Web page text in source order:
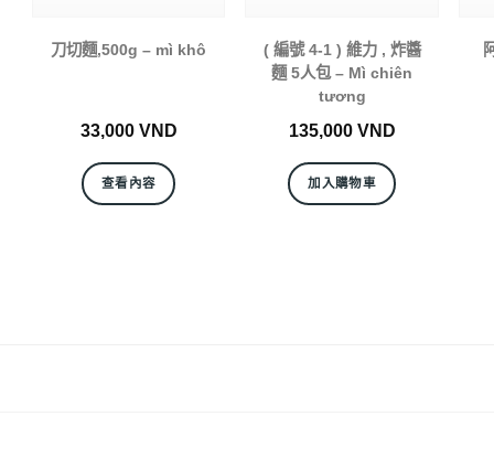
刀切麵,500g – mì khô
33,000 VND
查看內容
( 編號 4-1 ) 維力 , 炸醬
麵 5人包 – Mì chiên
tương
135,000 VND
加入購物車